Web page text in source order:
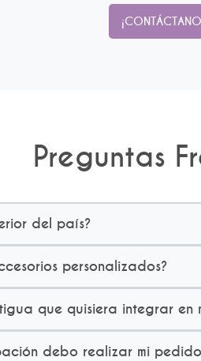
Preguntas
del país?
personalizados?
que quisiera integrar en
debo realizar mi